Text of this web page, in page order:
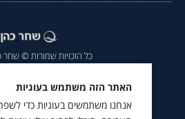
האתר הזה משתמש בעוגיות
אנחנו משתמשים בעוגיות כדי
כל הזכויות שמורות © שחר כהן
הצהרת נגישות|מדיניות
מומלץ לעקוב